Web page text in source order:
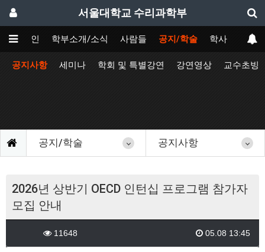
서울대학교 수리과학부
메인 학부소개/소식 사람들 공지/학술 학사
공지사항 세미나 학회 및 특별강연 강연영상 교수초빙
공지/학술 공지사항
2026년 상반기 OECD 인턴십 프로그램 참가자
모집 안내
11648 05.08 13:45